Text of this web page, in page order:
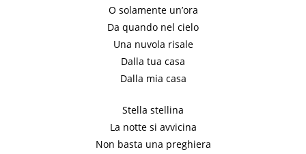
O solamente un’ora
Da quando nel cielo
Una nuvola risale
Dalla tua casa
Dalla mia casa
Stella stellina
La notte si avvicina
Non basta una preghiera